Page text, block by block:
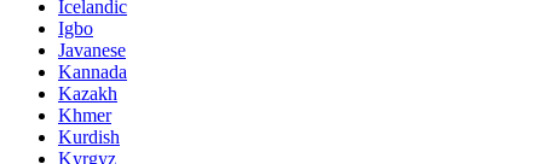
Icelandic
Igbo
Javanese
Kannada
Kazakh
Khmer
Kurdish
Kyrgyz